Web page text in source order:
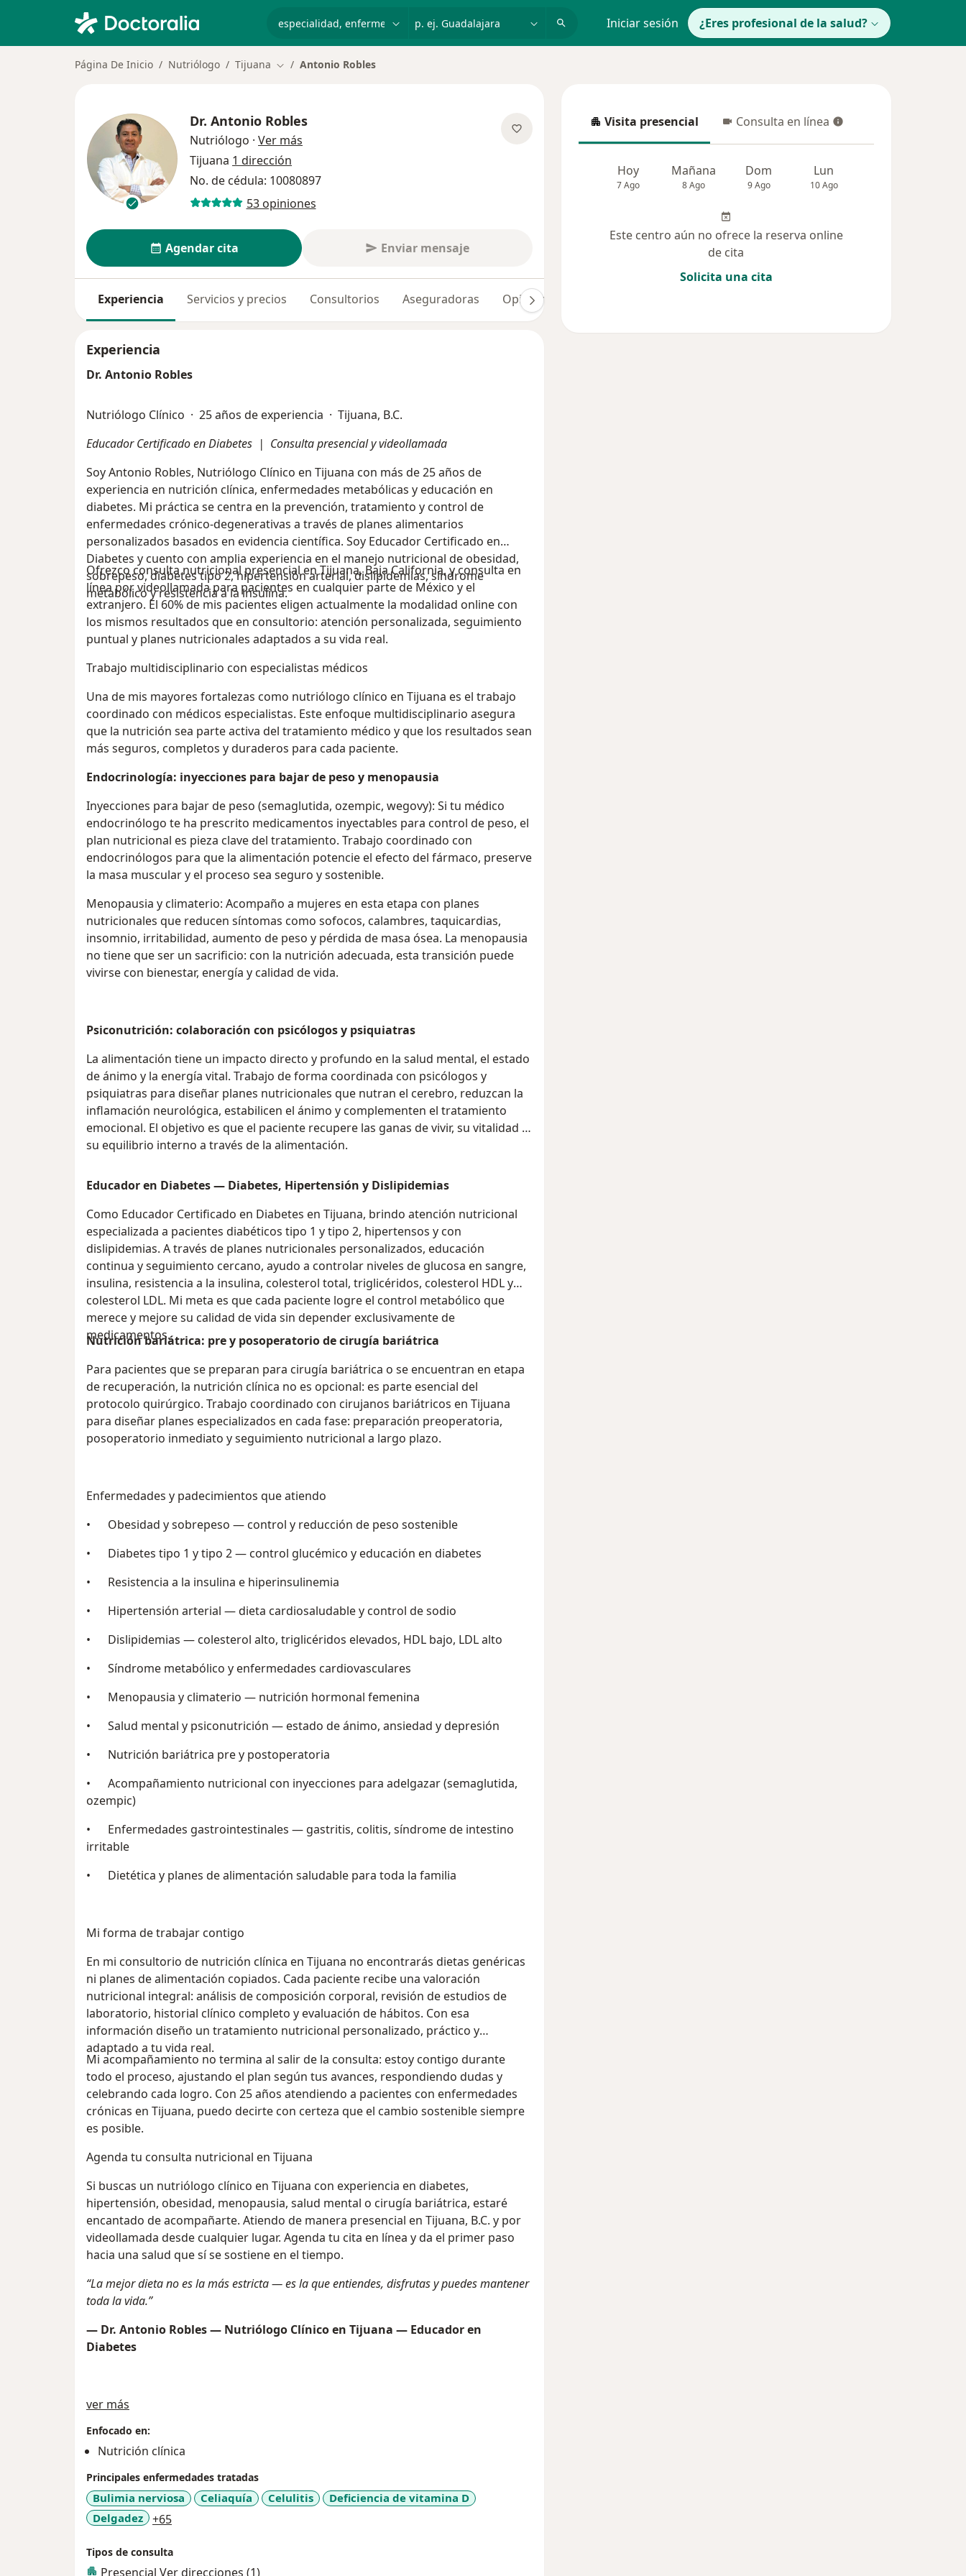
Iniciar sesión ¿Eres profesional de la salud?
Página De Inicio Nutriólogo Tijuana Cambiar de ciudad
Antonio Robles
Dr. Antonio Robles
Nutriólogo · Ver más
Tijuana 1 dirección
No. de cédula: 10080897
53 opiniones
Agendar cita Enviar mensaje
Experiencia Servicios y precios Consultorios Aseguradoras Opiniones (53)
Experiencia
Dr. Antonio Robles
Nutriólogo Clínico · 25 años de experiencia · Tijuana, B.C.
Educador Certificado en Diabetes | Consulta presencial y videollamada
Soy Antonio Robles, Nutriólogo Clínico en Tijuana con más de 25 años de
experiencia en nutrición clínica, enfermedades metabólicas y educación en
diabetes. Mi práctica se centra en la prevención, tratamiento y control de
enfermedades crónico-degenerativas a través de planes alimentarios
personalizados basados en evidencia científica. Soy Educador Certificado en
Diabetes y cuento con amplia experiencia en el manejo nutricional de obesidad,
sobrepeso, diabetes tipo 2, hipertensión arterial, dislipidemias, síndrome
metabólico y resistencia a la insulina.
Ofrezco consulta nutricional presencial en Tijuana, Baja California, y consulta en
línea por videollamada para pacientes en cualquier parte de México y el
extranjero. El 60% de mis pacientes eligen actualmente la modalidad online con
los mismos resultados que en consultorio: atención personalizada, seguimiento
puntual y planes nutricionales adaptados a su vida real.
Trabajo multidisciplinario con especialistas médicos
Una de mis mayores fortalezas como nutriólogo clínico en Tijuana es el trabajo
coordinado con médicos especialistas. Este enfoque multidisciplinario asegura
que la nutrición sea parte activa del tratamiento médico y que los resultados sean
más seguros, completos y duraderos para cada paciente.
Endocrinología: inyecciones para bajar de peso y menopausia
Inyecciones para bajar de peso (semaglutida, ozempic, wegovy): Si tu médico
endocrinólogo te ha prescrito medicamentos inyectables para control de peso, el
plan nutricional es pieza clave del tratamiento. Trabajo coordinado con
endocrinólogos para que la alimentación potencie el efecto del fármaco, preserve
la masa muscular y el proceso sea seguro y sostenible.
Menopausia y climaterio: Acompaño a mujeres en esta etapa con planes
nutricionales que reducen síntomas como sofocos, calambres, taquicardias,
insomnio, irritabilidad, aumento de peso y pérdida de masa ósea. La menopausia
no tiene que ser un sacrificio: con la nutrición adecuada, esta transición puede
vivirse con bienestar, energía y calidad de vida.
Psiconutrición: colaboración con psicólogos y psiquiatras
La alimentación tiene un impacto directo y profundo en la salud mental, el estado
de ánimo y la energía vital. Trabajo de forma coordinada con psicólogos y
psiquiatras para diseñar planes nutricionales que nutran el cerebro, reduzcan la
inflamación neurológica, estabilicen el ánimo y complementen el tratamiento
emocional. El objetivo es que el paciente recupere las ganas de vivir, su vitalidad y
su equilibrio interno a través de la alimentación.
Educador en Diabetes — Diabetes, Hipertensión y Dislipidemias
Como Educador Certificado en Diabetes en Tijuana, brindo atención nutricional
especializada a pacientes diabéticos tipo 1 y tipo 2, hipertensos y con
dislipidemias. A través de planes nutricionales personalizados, educación
continua y seguimiento cercano, ayudo a controlar niveles de glucosa en sangre,
insulina, resistencia a la insulina, colesterol total, triglicéridos, colesterol HDL y
colesterol LDL. Mi meta es que cada paciente logre el control metabólico que
merece y mejore su calidad de vida sin depender exclusivamente de
medicamentos.
Nutrición bariátrica: pre y posoperatorio de cirugía bariátrica
Para pacientes que se preparan para cirugía bariátrica o se encuentran en etapa
de recuperación, la nutrición clínica no es opcional: es parte esencial del
protocolo quirúrgico. Trabajo coordinado con cirujanos bariátricos en Tijuana
para diseñar planes especializados en cada fase: preparación preoperatoria,
posoperatorio inmediato y seguimiento nutricional a largo plazo.
Enfermedades y padecimientos que atiendo
• Obesidad y sobrepeso — control y reducción de peso sostenible
• Diabetes tipo 1 y tipo 2 — control glucémico y educación en diabetes
• Resistencia a la insulina e hiperinsulinemia
• Hipertensión arterial — dieta cardiosaludable y control de sodio
• Dislipidemias — colesterol alto, triglicéridos elevados, HDL bajo, LDL alto
• Síndrome metabólico y enfermedades cardiovasculares
• Menopausia y climaterio — nutrición hormonal femenina
• Salud mental y psiconutrición — estado de ánimo, ansiedad y depresión
• Nutrición bariátrica pre y postoperatoria
• Acompañamiento nutricional con inyecciones para adelgazar (semaglutida,
ozempic)
• Enfermedades gastrointestinales — gastritis, colitis, síndrome de intestino
irritable
• Dietética y planes de alimentación saludable para toda la familia
Mi forma de trabajar contigo
En mi consultorio de nutrición clínica en Tijuana no encontrarás dietas genéricas
ni planes de alimentación copiados. Cada paciente recibe una valoración
nutricional integral: análisis de composición corporal, revisión de estudios de
laboratorio, historial clínico completo y evaluación de hábitos. Con esa
información diseño un tratamiento nutricional personalizado, práctico y
adaptado a tu vida real.
Mi acompañamiento no termina al salir de la consulta: estoy contigo durante
todo el proceso, ajustando el plan según tus avances, respondiendo dudas y
celebrando cada logro. Con 25 años atendiendo a pacientes con enfermedades
crónicas en Tijuana, puedo decirte con certeza que el cambio sostenible siempre
es posible.
Agenda tu consulta nutricional en Tijuana
Si buscas un nutriólogo clínico en Tijuana con experiencia en diabetes,
hipertensión, obesidad, menopausia, salud mental o cirugía bariátrica, estaré
encantado de acompañarte. Atiendo de manera presencial en Tijuana, B.C. y por
videollamada desde cualquier lugar. Agenda tu cita en línea y da el primer paso
hacia una salud que sí se sostiene en el tiempo.
“La mejor dieta no es la más estricta — es la que entiendes, disfrutas y puedes mantener
toda la vida.”
— Dr. Antonio Robles — Nutriólogo Clínico en Tijuana — Educador en
Diabetes
ver más
Enfocado en:
Nutrición clínica
Principales enfermedades tratadas
Bulimia nerviosa Celiaquía Celulitis
Deficiencia de vitamina D
Delgadez
+65a11y_sr_more_diseases
Tipos de consulta
Presencial Ver direcciones (1)
Visita presencial
Visita presencial Consulta en línea
Consulta en línea
Hoy
7 Ago
Mañana
8 Ago
Dom
9 Ago
Lun
10 Ago
Este centro aún no ofrece la reserva online
de cita
Solicita una cita